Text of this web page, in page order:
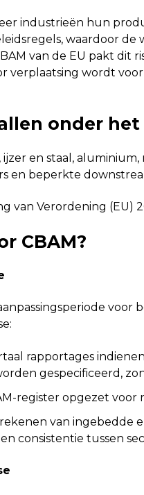
industrieën hun
waardoor
van de EU pakt dit
verplaatsing wordt
onder het
en staal,
en beperkte
van Verordening (EU)
CBAM?
voor
rapportages
gespecificeerd,
register opgezet
van ingebedde
consistentie tussen